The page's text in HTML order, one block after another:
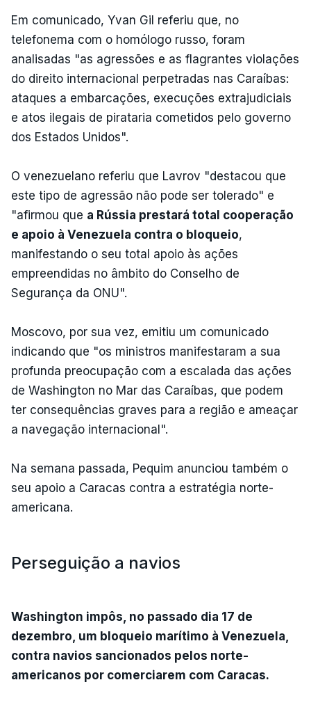
Em comunicado, Yvan Gil referiu que, no
telefonema com o homólogo russo, foram
analisadas "as agressões e as flagrantes violações
do direito internacional perpetradas nas Caraíbas:
ataques a embarcações, execuções extrajudiciais
e atos ilegais de pirataria cometidos pelo governo
dos Estados Unidos".
O venezuelano referiu que Lavrov "destacou que
este tipo de agressão não pode ser tolerado" e
"afirmou que a Rússia prestará total cooperação
e apoio à Venezuela contra o bloqueio,
manifestando o seu total apoio às ações
empreendidas no âmbito do Conselho de
Segurança da ONU".
Moscovo, por sua vez, emitiu um comunicado
indicando que "os ministros manifestaram a sua
profunda preocupação com a escalada das ações
de Washington no Mar das Caraíbas, que podem
ter consequências graves para a região e ameaçar
a navegação internacional".
Na semana passada, Pequim anunciou também o
seu apoio a Caracas contra a estratégia norte-
americana.
Perseguição a navios
Washington impôs, no passado dia 17 de
dezembro, um bloqueio marítimo à Venezuela,
contra navios sancionados pelos norte-
americanos por comerciarem com Caracas.